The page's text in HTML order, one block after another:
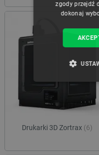
Drukarki 3D Zortrax (6)
zgody przejdź
dokonaj
NIEZBĘDNE